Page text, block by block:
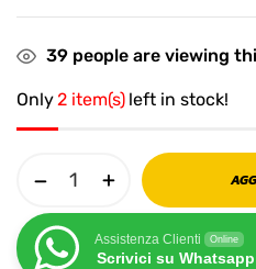
39 people are viewing
Only2 item(s) left in stock!
Assistenza Clienti Online
Scrivici su Whatsapp